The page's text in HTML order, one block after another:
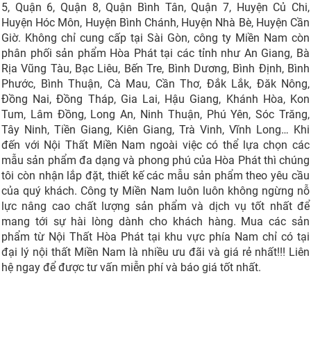
5, Quận 6, Quận 8, Quận Bình Tân, Quận 7, Huyện Củ Chi,
Huyện Hóc Môn, Huyện Bình Chánh, Huyện Nhà Bè, Huyện Cần
Giờ. Không chỉ cung cấp tại Sài Gòn, công ty Miền Nam còn
phân phối sản phẩm Hòa Phát tại các tỉnh như An Giang, Bà
Rịa Vũng Tàu, Bạc Liêu, Bến Tre, Bình Dương, Bình Định, Bình
Phước, Bình Thuận, Cà Mau, Cần Thơ, Đắk Lắk, Đăk Nông,
Đồng Nai, Đồng Tháp, Gia Lai, Hậu Giang, Khánh Hòa, Kon
Tum, Lâm Đồng, Long An, Ninh Thuận, Phú Yên, Sóc Trăng,
Tây Ninh, Tiền Giang, Kiên Giang, Trà Vinh, Vĩnh Long… Khi
đến với Nội Thất Miền Nam ngoài việc có thể lựa chọn các
mẫu sản phẩm đa dạng và phong phú của Hòa Phát thì chúng
tôi còn nhận lắp đặt, thiết kế các mẫu sản phẩm theo yêu cầu
của quý khách. Công ty Miền Nam luôn luôn không ngừng nỗ
lực nâng cao chất lượng sản phẩm và dịch vụ tốt nhất để
mang tới sự hài lòng dành cho khách hàng. Mua các sản
phẩm từ Nội Thất Hòa Phát tại khu vực phía Nam chỉ có tại
đại lý nội thất Miền Nam là nhiều ưu đãi và giá rẻ nhất!!! Liên
hệ ngay để được tư vấn miễn phí và báo giá tốt nhất.